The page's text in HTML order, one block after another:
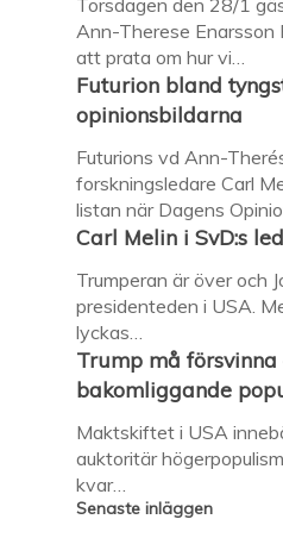
Torsdagen den 28/1
Ann-Therese Enarsson
att prata om hur vi…
Futurion bland
opinionsbildarna
Futurions vd Ann-
forskningsledare Carl
listan när Dagens
Carl Melin i SvD:s
Trumperan är över och
presidenteden i USA.
lyckas…
Trump må försvinna
bakomliggande
Maktskiftet i USA
auktoritär
kvar…
Senaste inläggen